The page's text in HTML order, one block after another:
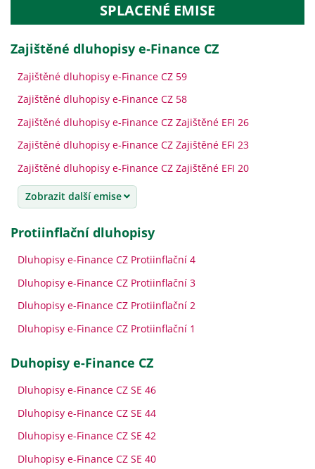
SPLACENÉ EMISE
Zajištěné dluhopisy e‑Finance CZ
Zajištěné dluhopisy e-Finance CZ 59
Zajištěné dluhopisy e-Finance CZ 58
Zajištěné dluhopisy e-Finance CZ Zajištěné EFI 26
Zajištěné dluhopisy e-Finance CZ Zajištěné EFI 23
Zajištěné dluhopisy e-Finance CZ Zajištěné EFI 20
Zobrazit další emise
Protiinflační dluhopisy
Dluhopisy e-Finance CZ Protiinflační 4
Dluhopisy e-Finance CZ Protiinflační 3
Dluhopisy e-Finance CZ Protiinflační 2
Dluhopisy e-Finance CZ Protiinflační 1
Duhopisy e-Finance CZ
Dluhopisy e-Finance CZ SE 46
Dluhopisy e-Finance CZ SE 44
Dluhopisy e-Finance CZ SE 42
Dluhopisy e-Finance CZ SE 40